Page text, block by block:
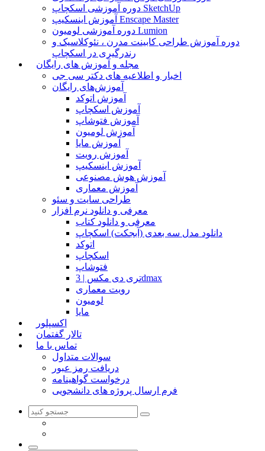
دوره آموزشی اسکچاپ SketchUp
آموزش اینسکیپ Enscape Master
دوره آموزشی لومیون Lumion
دوره آموزش طراحی کابینت مدرن ، نئوکلاسیک و
رندرگیری در اسکچاپ
مجله و آموزش های رایگان
اخبار و اطلاعیه های دکتر سی جی
آموزش‌های رایگان
آموزش اتوکد
آموزش اسکچاپ
آموزش فتوشاپ
آموزش لومیون
آموزش مایا
آموزش رویت
آموزش اینسکیپ
آموزش هوش مصنوعی
آموزش معماری
طراحی سایت و سئو
معرفی و دانلود نرم افزار
معرفی و دانلود کتاب
دانلود مدل سه بعدی (آبجکت) اسکچاپ
اتوکد
اسکچاپ
فتوشاپ
تری دی مکس | 3dmax
رویت معماری
لومیون
مایا
اکسپلور
تالار گفتمان
تماس با ما
سوالات متداول
دریافت رمز عبور
درخواست گواهینامه
فرم ارسال پروژه های دانشجویی